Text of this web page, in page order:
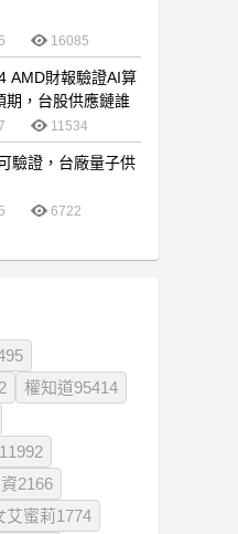
16085
AMD財報驗證AI算
期，台股供應鏈誰
11534
驗證，台廠量子供
6722
權知道95414
2166
艾蜜莉1774